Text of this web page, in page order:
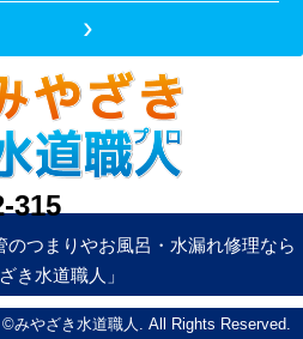
315
つまりやお風呂・水漏れ修理なら
き水道職人」
みやざき水道職人. All Rights Reserved.